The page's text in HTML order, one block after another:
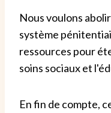
Nous voulons
système
ressources pour
soins sociaux et
En fin de compte,